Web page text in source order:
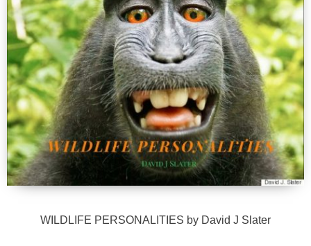
WILDLIFE PERSONALITIES by David J Slater